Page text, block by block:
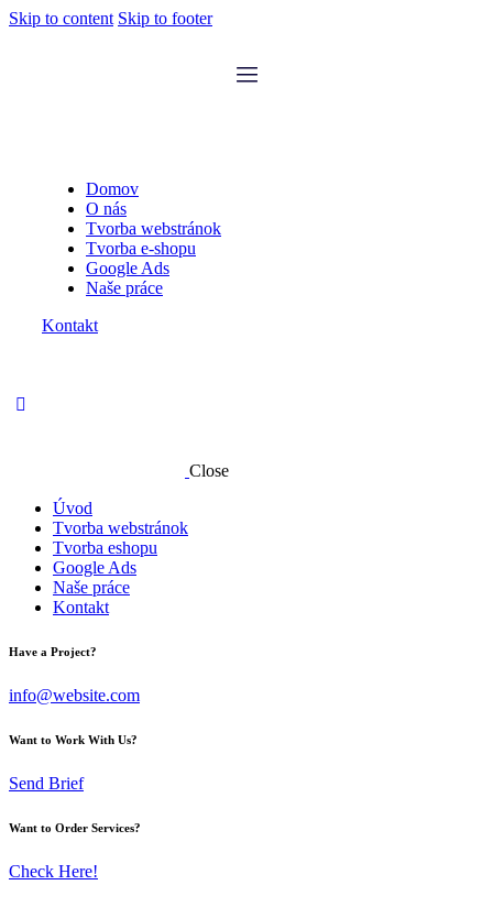
Skip to content Skip to footer
Domov
O nás
Tvorba webstránok
Tvorba e-shopu
Google Ads
Naše práce
Kontakt
Close
Úvod
Tvorba webstránok
Tvorba eshopu
Google Ads
Naše práce
Kontakt
Have a Project?
info@website.com
Want to Work With Us?
Send Brief
Want to Order Services?
Check Here!